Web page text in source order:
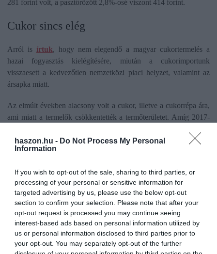
haszon.hu - Do Not Process My Personal
Information
If you wish to opt-out of the sale, sharing to third parties, or
processing of your personal or sensitive information for
targeted advertising by us, please use the below opt-out
section to confirm your selection. Please note that after your
opt-out request is processed you may continue seeing
interest-based ads based on personal information utilized by
us or personal information disclosed to third parties prior to
your opt-out. You may separately opt-out of the further
281 forint volt, a pasztőrözött 2,8%-osé viszont 414 forint.
Cukor sincs elég
Arról is írtuk, hogy nem elegendő a magyar cukortermelés a
hazai fogyasztás kielégítésére, miután a cukorimportunk
visszaesett a kedvezőtlen nemzetközi piaci helyzet, valamint az
ársapka miatt.
Az elmúlt években alacsony volt a cukor, illetve a cukorrépa ára,
ami miatt a termelők csökkentették a termőterületet. Amíg 2017-
tavaly csak 10 500 hektáron, napjainkban pedig 8600 hektáron. A
helyzetet súlyosbította az aszály, így az idén egyébként sem
cukorrépa, az a cukor árának az emelkedéséhez vezethet.
Magyarországon nagyjából évi 300 ezer tonna
cukor fogy. A hazai termelés azonban 80 ezer tonna
volt tavaly, idén pedig 60 ezerre mérséklődhet.
Várhatóan a cukorfogyasztás negyedét sem tudja